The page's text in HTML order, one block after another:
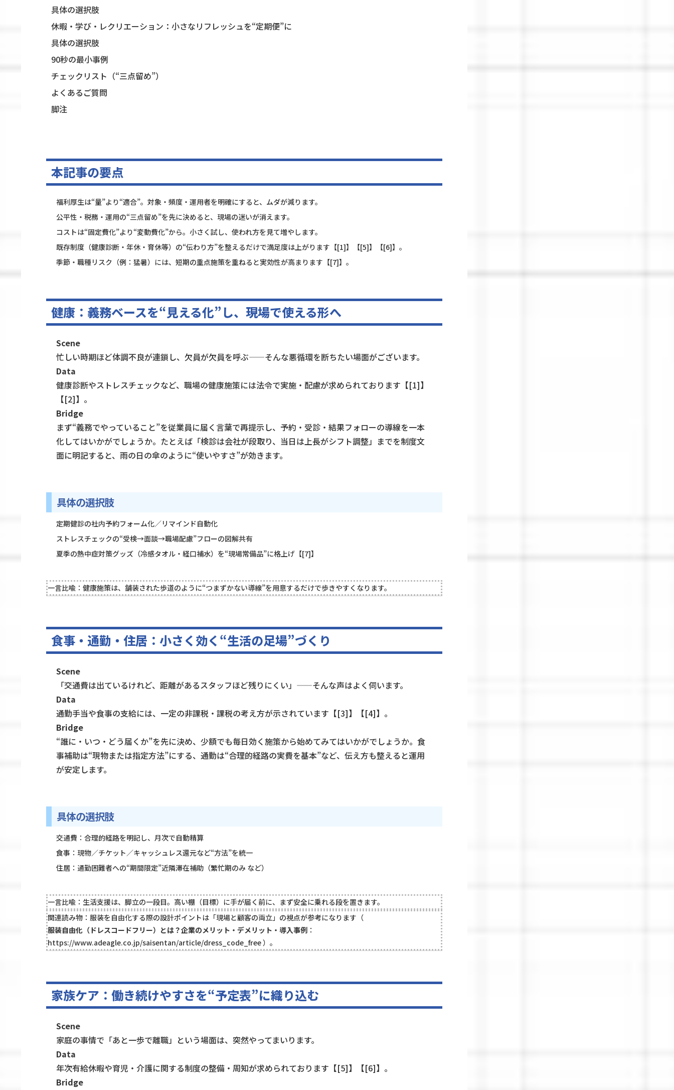
具体の選択肢
休暇・学び・レクリエーション：小さなリフレッシュを“定期便”に
具体の選択肢
90秒の最小事例
チェックリスト（“三点留め”）
よくあるご質問
脚注
本記事の要点
福利厚生は“量”より“適合”。対象・頻度・運用者を明確にすると、ムダが減ります。
公平性・税務・運用の“三点留め”を先に決めると、現場の迷いが消えます。
コストは“固定費化”より“変動費化”から。小さく試し、使われ方を見て増やします。
既存制度（健康診断・年休・育休等）の“伝わり方”を整えるだけで満足度は上がります【[1]】【[5]】【[6]】。
季節・職種リスク（例：猛暑）には、短期の重点施策を重ねると実効性が高まります【[7]】。
健康：義務ベースを“見える化”し、現場で使える形へ
Scene
忙しい時期ほど体調不良が連鎖し、欠員が欠員を呼ぶ——そんな悪循環を断ちたい場面がございます。
Data
健康診断やストレスチェックなど、職場の健康施策には法令で実施・配慮が求められております【[1]】
【[2]】。
Bridge
まず“義務でやっていること”を従業員に届く言葉で再提示し、予約・受診・結果フォローの導線を一本
化してはいかがでしょうか。たとえば「検診は会社が段取り、当日は上長がシフト調整」までを制度文
面に明記すると、雨の日の傘のように“使いやすさ”が効きます。
具体の選択肢
定期健診の社内予約フォーム化／リマインド自動化
ストレスチェックの“受検→面談→職場配慮”フローの図解共有
夏季の熱中症対策グッズ（冷感タオル・経口補水）を“現場常備品”に格上げ【[7]】
一言比喩：健康施策は、舗装された歩道のように“つまずかない導線”を用意するだけで歩きやすくなります。
食事・通勤・住居：小さく効く“生活の足場”づくり
Scene
「交通費は出ているけれど、距離があるスタッフほど残りにくい」——そんな声はよく伺います。
Data
通勤手当や食事の支給には、一定の非課税・課税の考え方が示されています【[3]】【[4]】。
Bridge
“誰に・いつ・どう届くか”を先に決め、少額でも毎日効く施策から始めてみてはいかがでしょうか。食
事補助は“現物または指定方法”にする、通勤は“合理的経路の実費を基本”など、伝え方も整えると運用
が安定します。
具体の選択肢
交通費：合理的経路を明記し、月次で自動精算
食事：現物／チケット／キャッシュレス還元など“方法”を統一
住居：通勤困難者への“期間限定”近隣滞在補助（繁忙期のみ など）
一言比喩：生活支援は、脚立の一段目。高い棚（目標）に手が届く前に、まず安全に乗れる段を置きます。
関連読み物：服装を自由化する際の設計ポイントは「現場と顧客の両立」の視点が参考になります（
服装自由化（ドレスコードフリー）とは？企業のメリット・デメリット・導入事例 ：
https://www.adeagle.co.jp/saisentan/article/dress_code_free）。
家族ケア：働き続けやすさを“予定表”に織り込む
Scene
家庭の事情で「あと一歩で離職」という場面は、突然やってまいります。
Data
年次有給休暇や育児・介護に関する制度の整備・周知が求められております【[5]】【[6]】。
Bridge